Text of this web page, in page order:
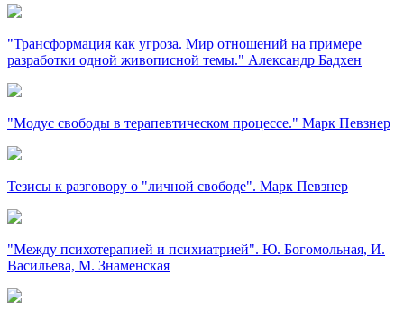
"Трансформация как угроза. Мир отношений на примере
разработки одной живописной темы." Александр Бадхен
"Модус свободы в терапевтическом процессе." Марк Певзнер
Тезисы к разговору о "личной свободе". Марк Певзнер
"Между психотерапией и психиатрией". Ю. Богомольная, И.
Васильева, М. Знаменская